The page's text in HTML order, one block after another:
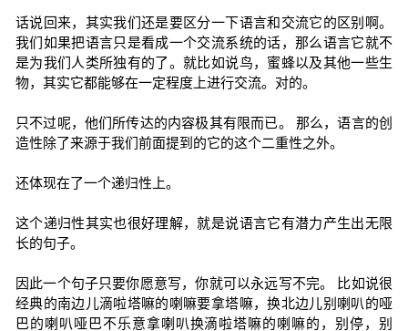
话说回来，其实我们还是要区分一下语言和交流它的区别啊。
我们如果把语言只是看成一个交流系统的话，那么语言它就不
是为我们人类所独有的了。就比如说鸟，蜜蜂以及其他一些生
物，其实它都能够在一定程度上进行交流。对的。
只不过呢，他们所传达的内容极其有限而已。 那么，语言的创
造性除了来源于我们前面提到的它的这个二重性之外。
还体现在了一个递归性上。
这个递归性其实也很好理解，就是说语言它有潜力产生出无限
长的句子。
因此一个句子只要你愿意写，你就可以永远写不完。 比如说很
经典的南边儿滴啦塔嘛的喇嘛要拿塔嘛，换北边儿别喇叭的哑
巴的喇叭哑巴不乐意拿喇叭换滴啦塔嘛的喇嘛的，别停，别